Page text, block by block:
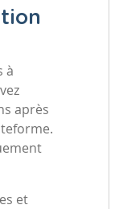
à
après
et